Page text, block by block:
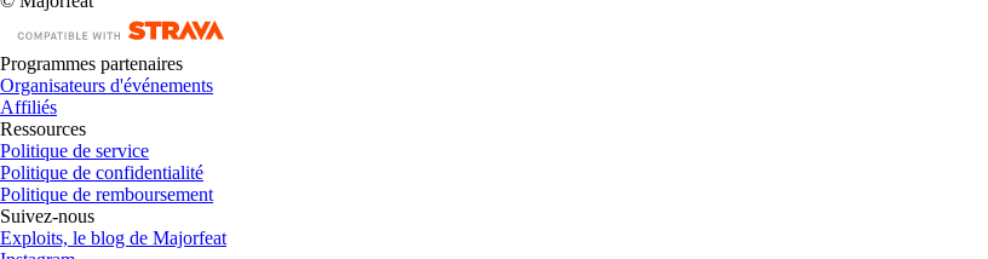
Programmes partenaires
Organisateurs d'événements
Affiliés
Ressources
Politique de service
Politique de confidentialité
Politique de remboursement
Suivez-nous
Exploits, le blog de Majorfeat